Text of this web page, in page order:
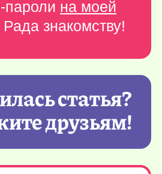
пароли на моей
Рада знакомству!
статья?
друзьям!